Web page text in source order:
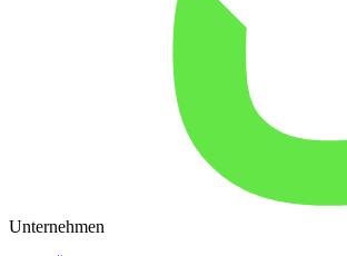
Unternehmen